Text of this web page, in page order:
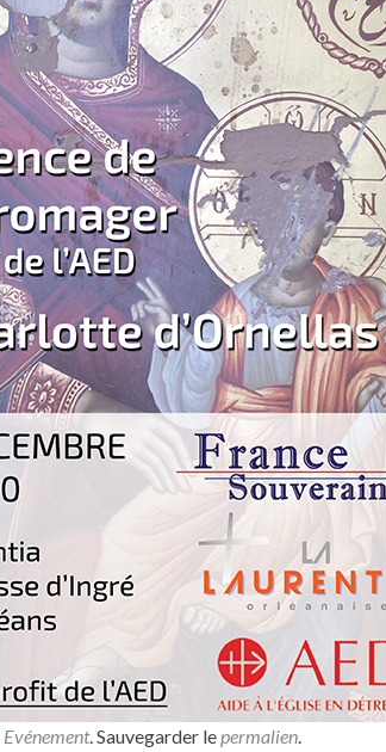
Evénement. Sauvegarder lepermalien.